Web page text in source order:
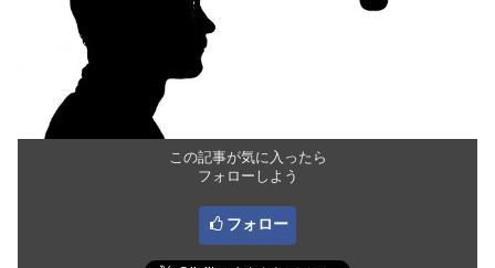
この記事が気に入ったら
フォローしよう
フォロー